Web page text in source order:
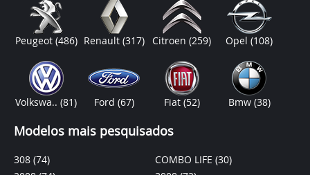
Peugeot (486) Renault (317) Citroen(259) Opel(108)
Volkswa..(81) Ford (67) Fiat (52) Bmw (38)
Modelos mais pesquisados
308 (74)
COMBO LIFE (30)